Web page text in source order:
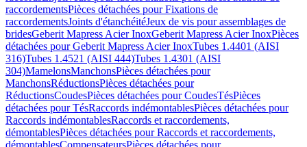
raccordementsPièces détachées pour Fixations de
raccordementsJoints d'étanchéitéJeux de vis pour assemblages de
bridesGeberit Mapress Acier InoxGeberit Mapress Acier InoxPièces
détachées pour Geberit Mapress Acier InoxTubes 1.4401 (AISI
316)Tubes 1.4521 (AISI 444)Tubes 1.4301 (AISI
304)MamelonsManchonsPièces détachées pour
ManchonsRéductionsPièces détachées pour
RéductionsCoudesPièces détachées pour CoudesTésPièces
détachées pour TésRaccords indémontablesPièces détachées pour
Raccords indémontablesRaccords et raccordements,
démontablesPièces détachées pour Raccords et raccordements,
démontablesCompensateursPièces détachées pour